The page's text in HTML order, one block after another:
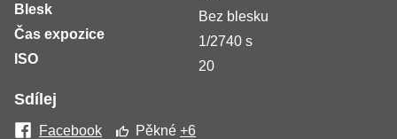
Blesk
Bez blesku
Čas expozice
1/2740 s
ISO
20
Sdílej
Facebook Pěkné+6